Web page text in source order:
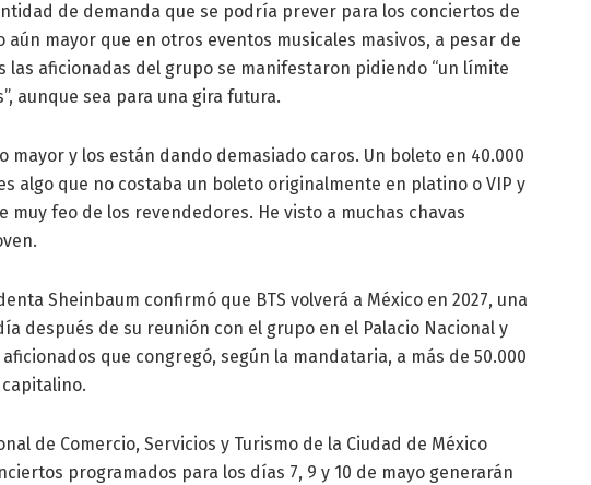
de demanda que se podría prever para los conciertos de
aún mayor que en otros eventos musicales masivos, a pesar de
las aficionadas del grupo se manifestaron pidiendo “un límite
aunque sea para una gira futura.
mayor y los están dando demasiado caros. Un boleto en 40.000
algo que no costaba un boleto originalmente en platino o VIP y
muy feo de los revendedores. He visto a muchas chavas
Sheinbaum confirmó que BTS volverá a México en 2027, una
después de su reunión con el grupo en el Palacio Nacional y
que congregó, según la mandataria, a más de 50.000
de Comercio, Servicios y Turismo de la Ciudad de México
programados para los días 7, 9 y 10 de mayo generarán